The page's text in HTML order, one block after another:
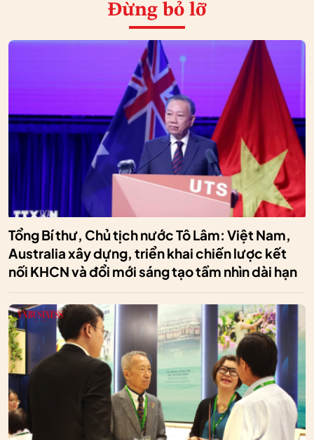
Đừng bỏ lỡ
Tổng Bí thư, Chủ tịch nước Tô Lâm: Việt Nam,
Australia xây dựng, triển khai chiến lược kết
nối KHCN và đổi mới sáng tạo tầm nhìn dài hạn